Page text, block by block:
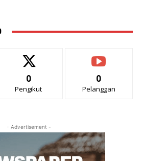
0
Pengikut
0
Pelanggan
- Advertisement -